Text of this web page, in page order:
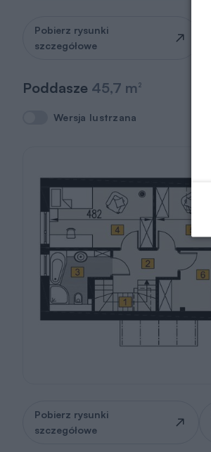
Pobierz rysunki
szczegółowe
Poddasze 45,7 m 2
Wersja lustrzana
Wersja lustrzana
Pobierz rysunki
szczegółowe